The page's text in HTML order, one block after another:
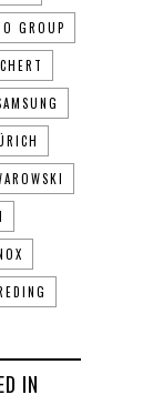
GROUP
IN